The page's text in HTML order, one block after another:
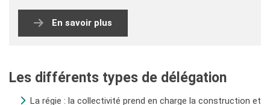
En savoir plus
Les différents types de délégation
La régie : la collectivité prend en charge la construction et